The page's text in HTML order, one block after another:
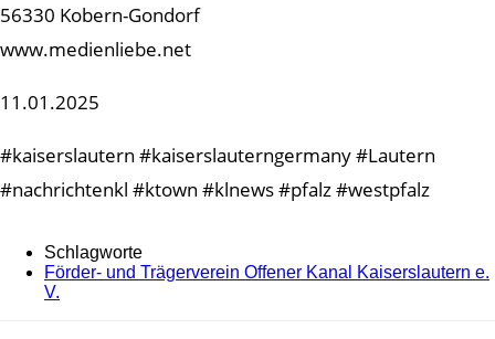
56330 Kobern-Gondorf
www.medienliebe.net
11.01.2025
#kaiserslautern #kaiserslauterngermany #Lautern
#nachrichtenkl #ktown #klnews #pfalz #westpfalz
Schlagworte
Förder- und Trägerverein Offener Kanal Kaiserslautern e.
V.